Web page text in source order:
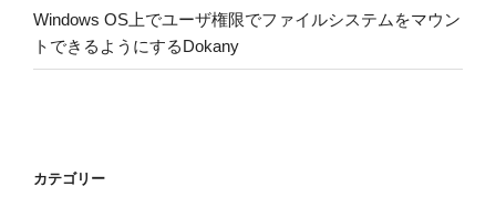
Windows OS上でユーザ権限でファイルシステムをマウン
トできるようにするDokany
カテゴリー